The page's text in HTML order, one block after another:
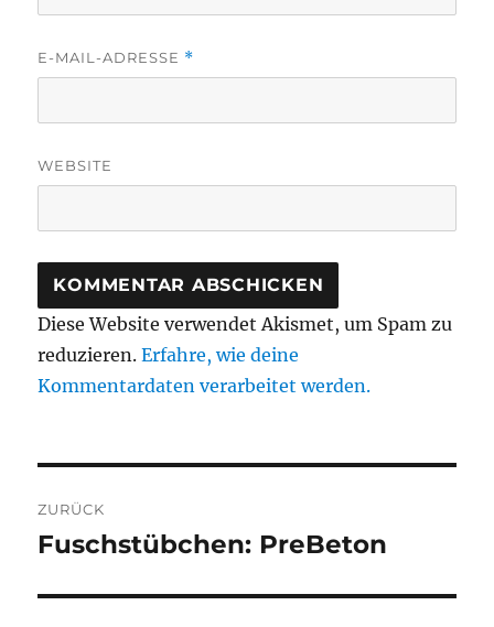
E-MAIL-ADRESSE *
WEBSITE
Diese Website verwendet Akismet, um Spam zu
reduzieren.Erfahre, wie deine
Kommentardaten verarbeitet werden.
ZURÜCK
Vorheriger
Fuschstübchen: PreBeton